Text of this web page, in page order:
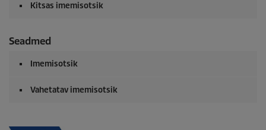
Kitsas imemisotsik
Seadmed
Imemisotsik
Vahetatav imemisotsik